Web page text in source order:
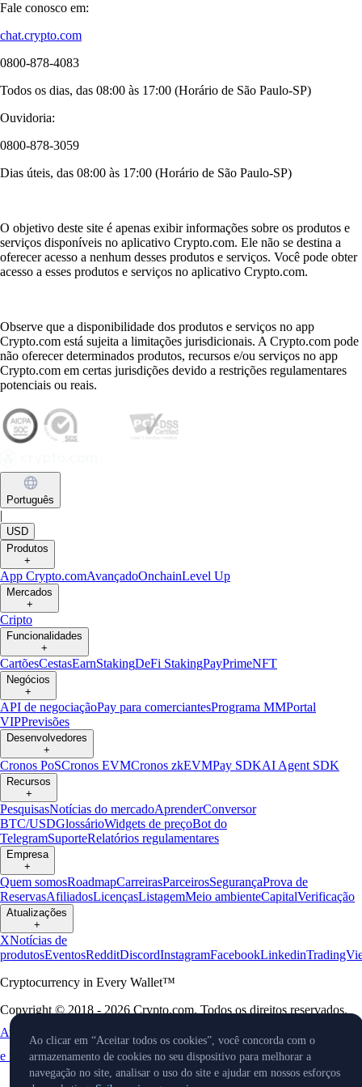
Fale conosco em:
chat.crypto.com
0800-878-4083
Todos os dias, das 08:00 às 17:00 (Horário de São Paulo-SP)
Ouvidoria:
0800-878-3059
Dias úteis, das 08:00 às 17:00 (Horário de São Paulo-SP)
O objetivo deste site é apenas exibir informações sobre os produtos e
serviços disponíveis no aplicativo Crypto.com. Ele não se destina a
oferecer acesso a nenhum desses produtos e serviços. Você pode obter
acesso a esses produtos e serviços no aplicativo Crypto.com.
Observe que a disponibilidade dos produtos e serviços no app
Crypto.com está sujeita a limitações jurisdicionais. A Crypto.com pode
não oferecer determinados produtos, recursos e/ou serviços no app
Crypto.com em certas jurisdições devido a restrições regulamentares
potenciais ou reais.
Português
|
USD
Produtos
+
App Crypto.comAvançadoOnchainLevel Up
Mercados
+
Cripto
Funcionalidades
+
CartõesCestasEarnStakingDeFi StakingPayPrimeNFT
Negócios
+
API de negociaçãoPay para comerciantesPrograma MMPortal
VIPPrevisões
Desenvolvedores
+
Cronos PoSCronos EVMCronos zkEVMPay SDKAI Agent SDK
Recursos
+
PesquisasNotícias do mercadoAprenderConversor
BTC/USDGlossárioWidgets de preçoBot do
TelegramSuporteRelatórios regulamentares
Empresa
+
Quem somosRoadmapCarreirasParceirosSegurançaProva de
ReservasAfiliadosLicençasListagemMeio ambienteCapitalVerificação
Atualizações
+
XNotícias de
produtosEventosRedditDiscordInstagramFacebookLinkedin
Cryptocurrency in Every Wallet™
Copyright © 2018 - 2026 Crypto.com. Todos os direitos reservados.
Aviso de Privacidade
Preferências de cookies
e idioma
Ao clicar em “Aceitar todos os cookies”, você concorda com o
armazenamento de cookies no seu dispositivo para melhorar a
navegação no site, analisar o uso do site e ajudar em nossos esforços